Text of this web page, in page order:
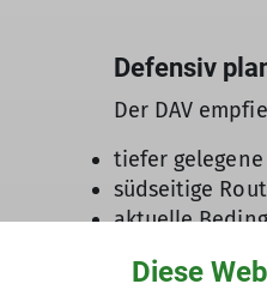
Defensiv
Der DAV
tiefer
südseitige
aktuelle
Diese